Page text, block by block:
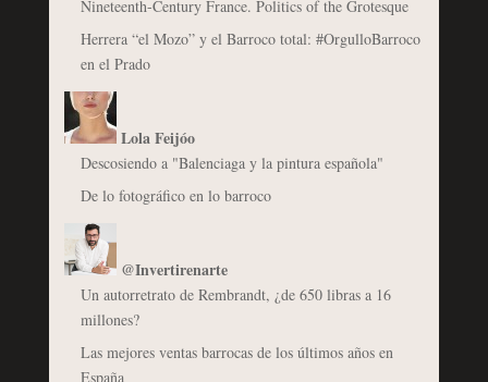
Nineteenth-Century France. Politics of the Grotesque
Herrera “el Mozo” y el Barroco total: #OrgulloBarroco
en el Prado
Lola Feijóo
Descosiendo a "Balenciaga y la pintura española"
De lo fotográfico en lo barroco
@Invertirenarte
Un autorretrato de Rembrandt, ¿de 650 libras a 16
millones?
Las mejores ventas barrocas de los últimos años en
España